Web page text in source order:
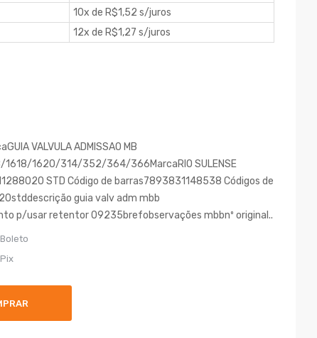
10x de R$1,52 s/juros
12x de R$1,27 s/juros
VALVULA ADMISSAO MB
1620/314/352/364/366MarcaRIO SULENSE
STD Código de barras7893831148538 Códigos de
guia valv adm mbb
p/usar retentor 09235brefobservações mbbnº original..